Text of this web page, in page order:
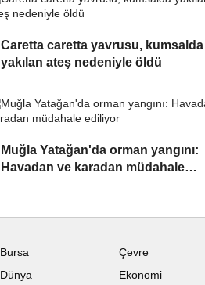
Caretta caretta yavrusu, kumsalda
yakılan ateş nedeniyle öldü
Muğla Yatağan'da orman yangını:
Havadan ve karadan müdahale
Bursa
Çevre
Dünya
Ekonomi